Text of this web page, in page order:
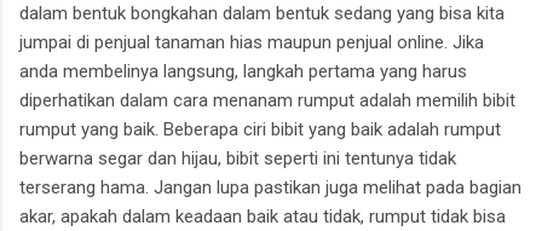
dalam bentuk bongkahan dalam bentuk sedang yang bisa kita
jumpai di penjual tanaman hias maupun penjual online. Jika
anda membelinya langsung, langkah pertama yang harus
diperhatikan dalam cara menanam rumput adalah memilih bibit
rumput yang baik. Beberapa ciri bibit yang baik adalah rumput
berwarna segar dan hijau, bibit seperti ini tentunya tidak
terserang hama. Jangan lupa pastikan juga melihat pada bagian
akar, apakah dalam keadaan baik atau tidak, rumput tidak bisa